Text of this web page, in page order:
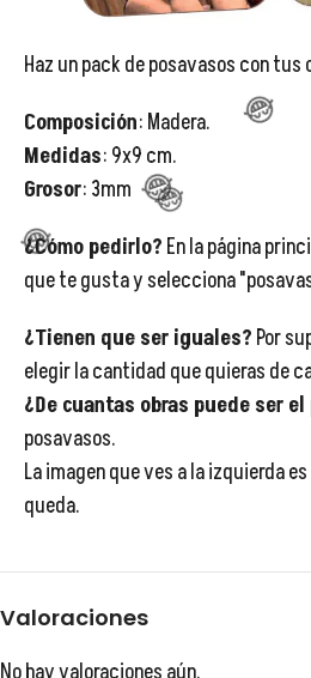
Haz un pack de posavasos con
Composición: Madera.
Medidas: 9x9 cm.
Grosor: 3mm
¿Cómo pedirlo? En la página
que te gusta y selecciona
¿Tienen que ser iguales? Por
elegir la cantidad que quieras de
¿De cuantas obras puede ser el
posavasos.
La imagen que ves a la izquierda
queda.
Valoraciones
😂
😂
😂